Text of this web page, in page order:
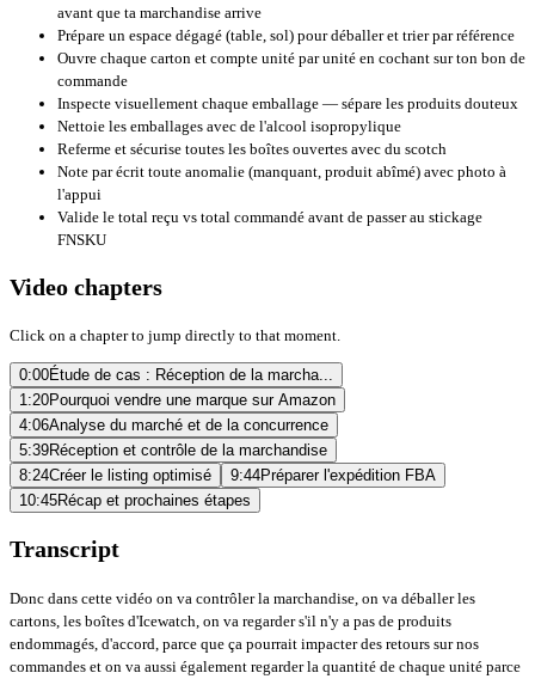
avant que ta marchandise arrive
Prépare un espace dégagé (table, sol) pour déballer et trier par référence
Ouvre chaque carton et compte unité par unité en cochant sur ton bon de
commande
Inspecte visuellement chaque emballage — sépare les produits douteux
Nettoie les emballages avec de l'alcool isopropylique
Referme et sécurise toutes les boîtes ouvertes avec du scotch
Note par écrit toute anomalie (manquant, produit abîmé) avec photo à
l'appui
Valide le total reçu vs total commandé avant de passer au stickage
FNSKU
Video chapters
Click on a chapter to jump directly to that moment.
0:00Étude de cas : Réception de la marcha...
1:20Pourquoi vendre une marque sur Amazon
4:06Analyse du marché et de la concurrence
5:39Réception et contrôle de la marchandise
8:24Créer le listing optimisé 9:44Préparer l'expédition FBA
10:45Récap et prochaines étapes
Transcript
Donc dans cette vidéo on va contrôler la marchandise, on va déballer les
cartons, les boîtes d'Icewatch, on va regarder s'il n'y a pas de produits
endommagés, d'accord, parce que ça pourrait impacter des retours sur nos
commandes et on va aussi également regarder la quantité de chaque unité parce